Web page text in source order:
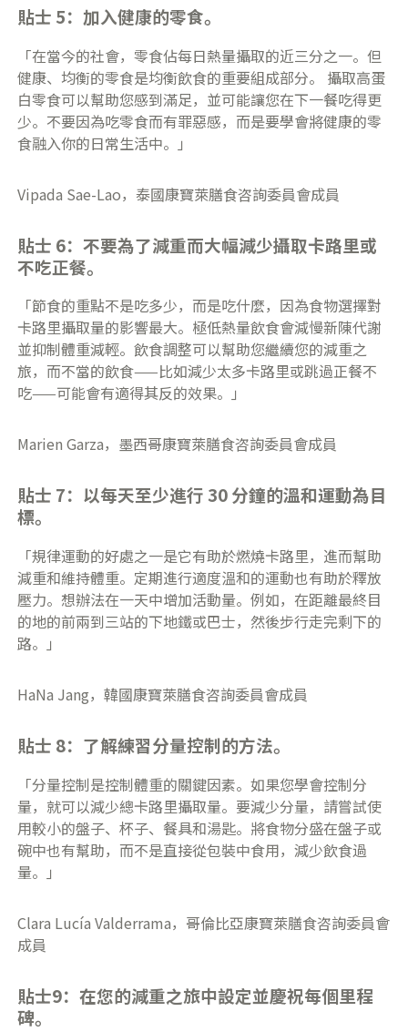
貼士 5：加入健康的零食。
「在當今的社會，零食佔每日熱量攝取的近三分之一。但
健康、均衡的零食是均衡飲食的重要組成部分。 攝取高蛋
白零食可以幫助您感到滿足，並可能讓您在下一餐吃得更
少。不要因為吃零食而有罪惡感，而是要學會將健康的零
食融入你的日常生活中。」
Vipada Sae-Lao，泰國康寶萊膳食咨詢委員會成員
貼士 6：不要為了減重而大幅減少攝取卡路里或
不吃正餐。
「節食的重點不是吃多少，而是吃什麼，因為食物選擇對
卡路里攝取量的影響最大。極低熱量飲食會減慢新陳代謝
並抑制體重減輕。飲食調整可以幫助您繼續您的減重之
旅，而不當的飲食——比如減少太多卡路里或跳過正餐不
吃——可能會有適得其反的效果。」
Marien Garza，墨西哥康寶萊膳食咨詢委員會成員
貼士 7：以每天至少進行 30 分鐘的溫和運動為目
標。
「規律運動的好處之一是它有助於燃燒卡路里，進而幫助
減重和維持體重。定期進行適度溫和的運動也有助於釋放
壓力。想辦法在一天中增加活動量。例如，在距離最終目
的地的前兩到三站的下地鐵或巴士，然後步行走完剩下的
路。」
HaNa Jang，韓國康寶萊膳食咨詢委員會成員
貼士 8：了解練習分量控制的方法。
「分量控制是控制體重的關鍵因素。如果您學會控制分
量，就可以減少總卡路里攝取量。要減少分量，請嘗試使
用較小的盤子、杯子、餐具和湯匙。將食物分盛在盤子或
碗中也有幫助，而不是直接從包裝中食用，減少飲食過
量。」
Clara Lucía Valderrama，哥倫比亞康寶萊膳食咨詢委員會
成員
貼士9：在您的減重之旅中設定並慶祝每個里程
碑。